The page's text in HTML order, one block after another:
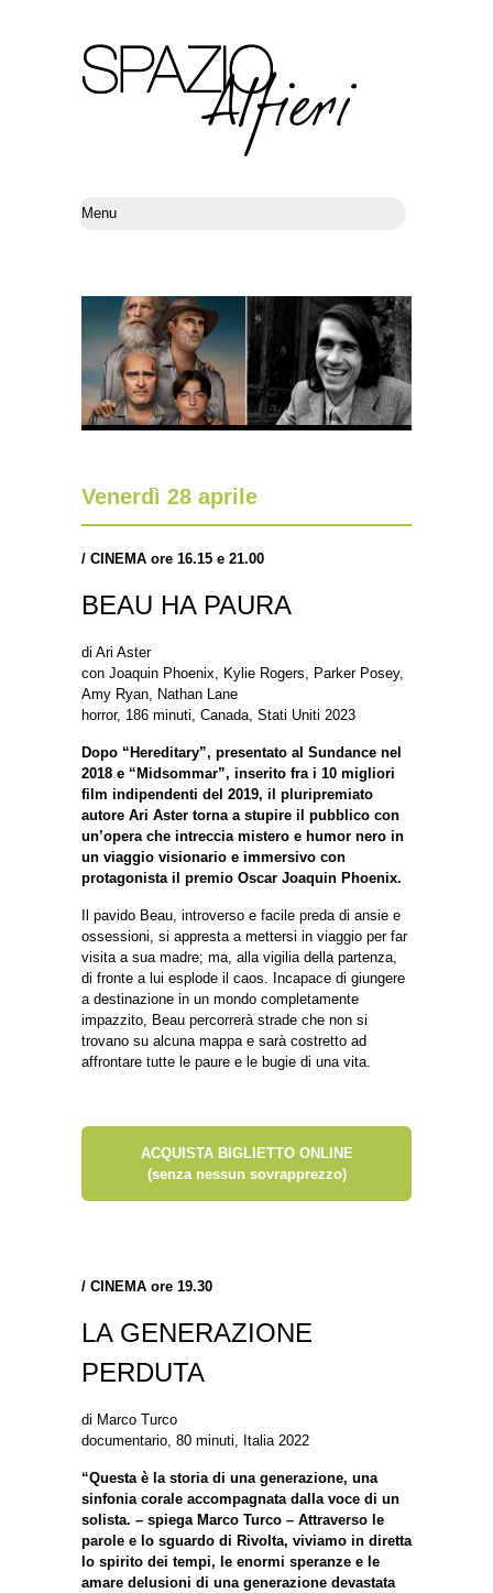
Venerdì 28 aprile
/ CINEMA ore 16.15 e 21.00
BEAU HA PAURA
di Ari Aster
con Joaquin Phoenix, Kylie Rogers, Parker Posey,
Amy Ryan, Nathan Lane
horror, 186 minuti, Canada, Stati Uniti 2023
Dopo “Hereditary”, presentato al Sundance nel
2018 e “Midsommar”, inserito fra i 10 migliori
film indipendenti del 2019, il pluripremiato
autore Ari Aster torna a stupire il pubblico con
un’opera che intreccia mistero e humor nero in
un viaggio visionario e immersivo con
protagonista il premio Oscar Joaquin Phoenix.
Il pavido Beau, introverso e facile preda di ansie e
ossessioni, si appresta a mettersi in viaggio per far
visita a sua madre; ma, alla vigilia della partenza,
di fronte a lui esplode il caos. Incapace di giungere
a destinazione in un mondo completamente
impazzito, Beau percorrerà strade che non si
trovano su alcuna mappa e sarà costretto ad
affrontare tutte le paure e le bugie di una vita.
ACQUISTA BIGLIETTO ONLINE
(senza nessun sovrapprezzo)
/ CINEMA ore 19.30
LA GENERAZIONE
PERDUTA
di Marco Turco
documentario, 80 minuti, Italia 2022
“Questa è la storia di una generazione, una
sinfonia corale accompagnata dalla voce di un
solista. – spiega Marco Turco – Attraverso le
parole e lo sguardo di Rivolta, viviamo in diretta
lo spirito dei tempi, le enormi speranze e le
amare delusioni di una generazione devastata